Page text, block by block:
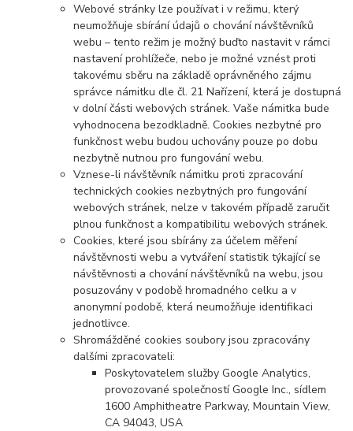
Webové stránky lze používat i v režimu, který
neumožňuje sbírání údajů o chování návštěvníků
webu – tento režim je možný buďto nastavit v rámci
nastavení prohlížeče, nebo je možné vznést proti
takovému sběru na základě oprávněného zájmu
správce námitku dle čl. 21 Nařízení, která je dostupná
v dolní části webových stránek. Vaše námitka bude
vyhodnocena bezodkladně. Cookies nezbytné pro
funkčnost webu budou uchovány pouze po dobu
nezbytně nutnou pro fungování webu.
Vznese-li návštěvník námitku proti zpracování
technických cookies nezbytných pro fungování
webových stránek, nelze v takovém případě zaručit
plnou funkčnost a kompatibilitu webových stránek.
Cookies, které jsou sbírány za účelem měření
návštěvnosti webu a vytváření statistik týkající se
návštěvnosti a chování návštěvníků na webu, jsou
posuzovány v podobě hromadného celku a v
anonymní podobě, která neumožňuje identifikaci
jednotlivce.
Shromážděné cookies soubory jsou zpracovány
dalšími zpracovateli:
Poskytovatelem služby Google Analytics,
provozované společností Google Inc., sídlem
1600 Amphitheatre Parkway, Mountain View,
CA 94043, USA